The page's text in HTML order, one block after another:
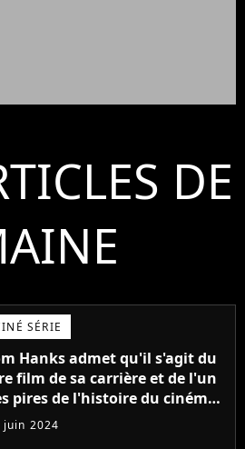
DE
SÉRIE
Hanks admet qu'il s'agit du
film de sa carrière et de l'un
pires de l'histoire du cinéma :
des films les plus
jamais réalisés"
juin 2024